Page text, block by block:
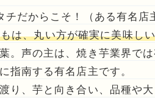
チだからこそ！（ある有名店
は、丸い方が確実に美味し
。声の主は、焼き芋業界で
指南する有名店主です。
り、芋と向き合い、品種や